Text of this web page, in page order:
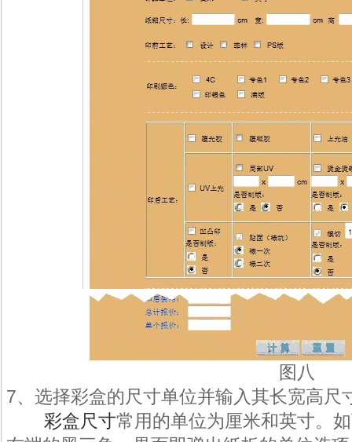
图八
7、选择彩盒的尺寸单位并输入其长宽高尺
彩盒尺寸常用的单位为厘米和英寸。